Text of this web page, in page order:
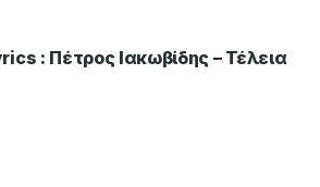
: Πέτρος Ιακωβίδης – Τέλεια